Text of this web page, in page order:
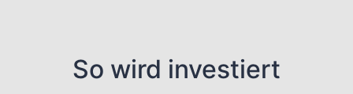
So wird investiert